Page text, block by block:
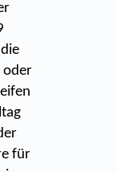
oder
für